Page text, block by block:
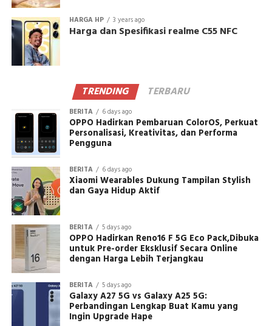
HARGA HP 3 years ago
Harga dan Spesifikasi realme C55 NFC
TRENDING TERBARU
BERITA 6 days ago
OPPO Hadirkan Pembaruan ColorOS, Perkuat
Personalisasi, Kreativitas, dan Performa
Pengguna
BERITA 6 days ago
Xiaomi Wearables Dukung Tampilan Stylish
dan Gaya Hidup Aktif
BERITA 5 days ago
OPPO Hadirkan Reno16 F 5G Eco Pack,Dibuka
untuk Pre-order Eksklusif Secara Online
dengan Harga Lebih Terjangkau
BERITA 5 days ago
Galaxy A27 5G vs Galaxy A25 5G:
Perbandingan Lengkap Buat Kamu yang
Ingin Upgrade Hape